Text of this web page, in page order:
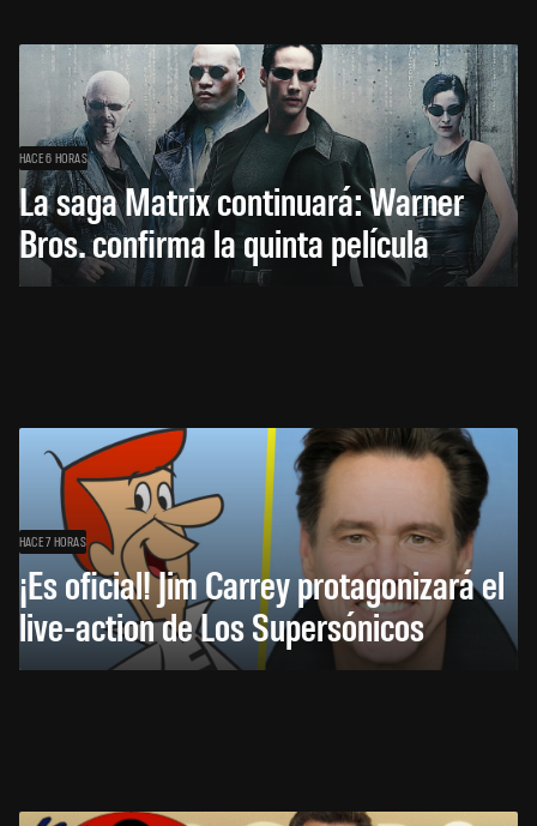
HACE 6 HORAS
La saga Matrix continuará: Warner
Bros. confirma la quinta película
HACE 7 HORAS
¡Es oficial! Jim Carrey protagonizará el
live-action de Los Supersónicos